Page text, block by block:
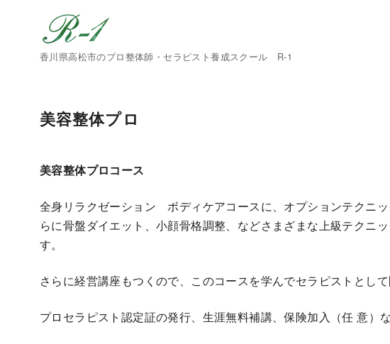
香川県高松市のプロ整体師・セラピスト養成スクール R-1
美容整体プロ
美容整体プロコース
全身リラクゼーション ボディケアコースに、オプションテクニ
らに骨盤ダイエット、小顔骨格調整、などさまざまな上級テクニ
す。
さらに経営講座もつくので、このコースを学んでセラピストとして
プロセラピスト認定証の発行、生涯無料補講、保険加入（任 意）